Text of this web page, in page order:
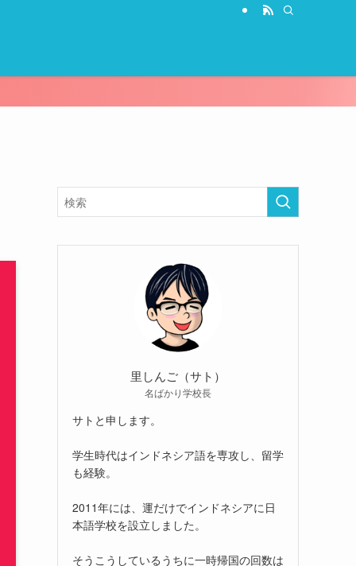
里しんご（サト）
名ばかり学校長
サトと申します。
学生時代はインドネシア語を専攻し、留学
も経験。
2011年には、運だけでインドネシアに日
本語学校を設立しました。
そうこうしているうちに一時帰国の回数は